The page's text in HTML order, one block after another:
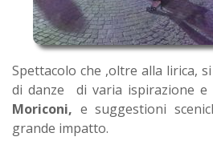
Spettacolo che ,oltre alla lirica,
di danze di varia ispirazione
Moriconi, e suggestioni
grande impatto.